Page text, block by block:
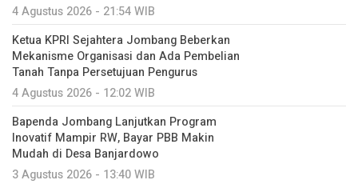
4 Agustus 2026 - 21:54 WIB
Ketua KPRI Sejahtera Jombang Beberkan
Mekanisme Organisasi dan Ada Pembelian
Tanah Tanpa Persetujuan Pengurus
4 Agustus 2026 - 12:02 WIB
Bapenda Jombang Lanjutkan Program
Inovatif Mampir RW, Bayar PBB Makin
Mudah di Desa Banjardowo
3 Agustus 2026 - 13:40 WIB